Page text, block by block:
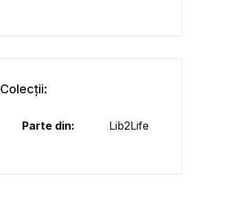
Colecții:
Parte din: Lib2Life